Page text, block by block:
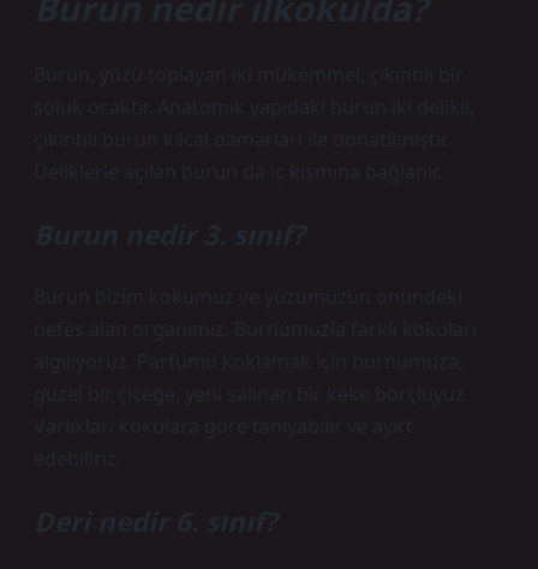
Burun, yüzü toplayan iki mükemmel, çıkıntılı bir
soluk ocaktır. Anatomik yapıdaki burun iki delikli,
çıkıntılı burun kılcal damarları ile donatılmıştır.
Deliklerle açılan burun da iç kısmına bağlanır.
Burun nedir 3. sınıf?
Burun bizim kokumuz ve yüzümüzün önündeki
nefes alan organımız. Burnumuzla farklı kokuları
algılıyoruz. Parfümü koklamak için burnumuza,
güzel bir çiçeğe, yeni salınan bir keke borçluyuz.
Varlıkları kokulara göre tanıyabilir ve ayırt
edebiliriz.
Deri nedir 6. sınıf?